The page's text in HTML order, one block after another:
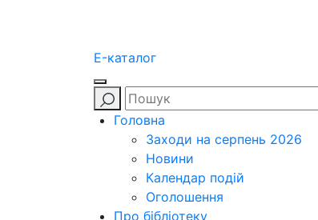
E-каталог
Головна
Заходи на серпень 2026
Новини
Календар подій
Оголошення
Про бібліотеку